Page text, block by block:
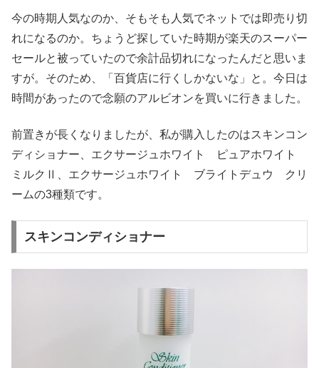
今の時期人気なのか、そもそも人気でネットでは即売り切
れになるのか。ちょうど探していた時期が楽天のスーパー
セールと被っていたので余計品切れになったんだと思いま
すが。そのため、「百貨店に行くしかないな」と。今日は
時間があったので念願のアルビオンを買いに行きました。
前置きが長くなりましたが、私が購入したのはスキンコン
ディショナー、エクサージュホワイト ピュアホワイト
ミルクⅡ、エクサージュホワイト ブライトデュウ クリ
ームの3種類です。
スキンコンディショナー